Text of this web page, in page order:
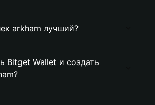
arkham лучший?
Bitget Wallet и создать